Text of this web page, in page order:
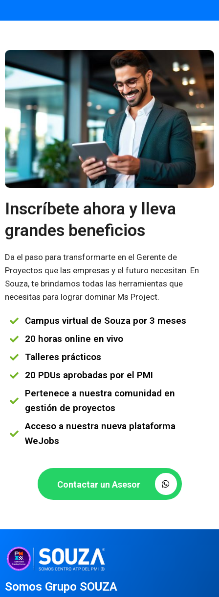
Inscríbete ahora y lleva
grandes beneficios
Da el paso para transformarte en el Gerente de
Proyectos que las empresas y el futuro necesitan. En
Souza, te brindamos todas las herramientas que
necesitas para lograr dominar Ms Project.
Campus virtual de Souza por 3 meses
20 horas online en vivo
Talleres prácticos
20 PDUs aprobadas por el PMI
Pertenece a nuestra comunidad en
gestión de proyectos
Acceso a nuestra nueva plataforma
WeJobs
Contactar un Asesor
Somos Grupo SOUZA